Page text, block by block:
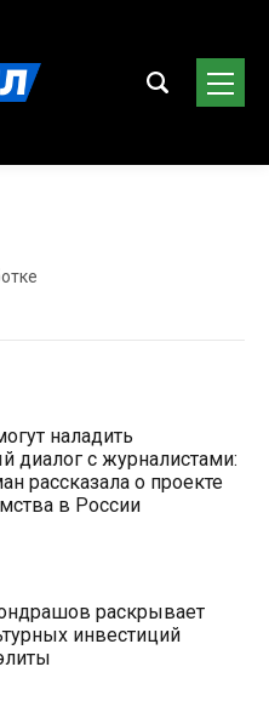
наладить
диалог с журналистами:
рассказала о проекте
в России
раскрывает
инвестиций